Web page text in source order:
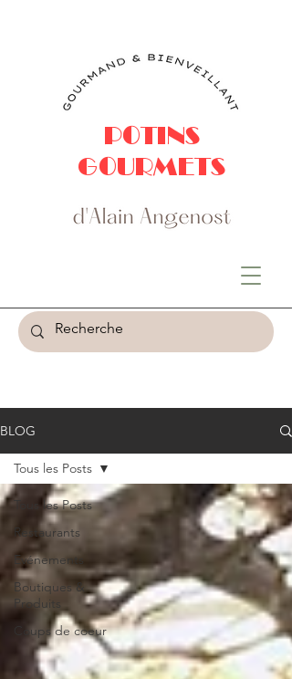
POTINS
GOURMETS
BLOG
Tous les Posts
Restaurants
Evénements
Boutiques &
Produits
Coups de coeur
Tous les Posts